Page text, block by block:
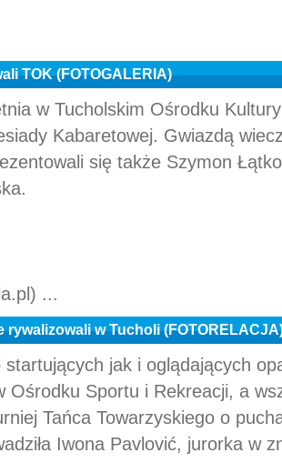
TOK (FOTOGALERIA)
w Tucholskim Ośrodku
Kabaretowej. Gwiazdą
się także Szymon
...
rywalizowali w Tucholi
startujących jak i oglądających
Ośrodku Sportu i Rekreacji, a
Tańca Towarzyskiego o
Iwona Pavlović, jurorka w